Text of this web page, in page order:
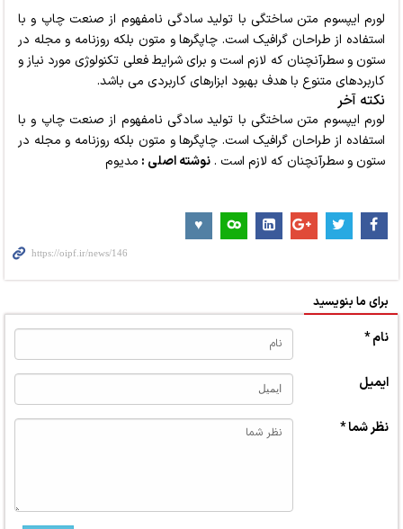
لورم ایپسوم متن ساختگی با تولید سادگی نامفهوم از صنعت چاپ و با
استفاده از طراحان گرافیک است. چاپگرها و متون بلکه روزنامه و مجله در
ستون و سطرآنچنان که لازم است و برای شرایط فعلی تکنولوژی مورد نیاز و
کاربردهای متنوع با هدف بهبود ابزارهای کاربردی می باشد.
نکته آخر
لورم ایپسوم متن ساختگی با تولید سادگی نامفهوم از صنعت چاپ و با
استفاده از طراحان گرافیک است. چاپگرها و متون بلکه روزنامه و مجله در
ستون و سطرآنچنان که لازم است .نوشته اصلی : مدیوم
برای ما بنویسید
نام *
ایمیل
نظر شما *